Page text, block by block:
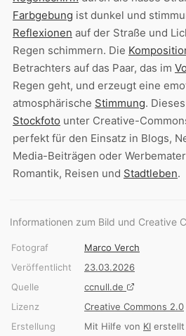
Farbgebung ist dunkel und
Reflexionen auf der Straße und
Regen schimmern. Die
Betrachters auf das Paar, das im
Regen geht, und erzeugt eine
atmosphärische Stimmung.
Stockfoto unter Creative-
perfekt für den Einsatz in Blogs,
Media-Beiträgen oder
Romantik, Reisen und Stadtleben.
Informationen zum Bild und Creative
Fotograf
Marco Verch
Veröffentlicht
23.03.2026
Quelle
ccnull.de
Lizenz
Creative Commons 2.0
Erstellung
Mit Hilfe von KI erstellt